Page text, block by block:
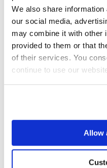
We also share
our social media,
may combine it with other
provided to them or that
of their services. You
continue to use our
Allow
permettront d’optimiser
de chacune d’entre elles.
organisationnels au sein
société puisse se
activités principales. »
FASSI
L’engagement de toutes
pour le Groupe. Pierre-
d’administrateur délégué
ainsi le conseil
France aux côtés de